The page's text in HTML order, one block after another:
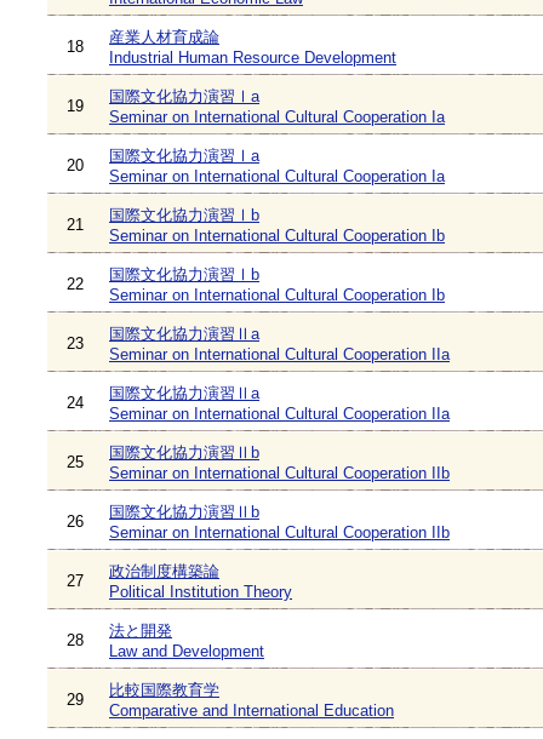
18
産業人材育成論
Industrial Human Resource Development
19
国際文化協力演習Ⅰa
Seminar on International Cultural Cooperation Ia
20
国際文化協力演習Ⅰa
Seminar on International Cultural Cooperation Ia
21
国際文化協力演習Ⅰb
Seminar on International Cultural Cooperation Ib
22
国際文化協力演習Ⅰb
Seminar on International Cultural Cooperation Ib
23
国際文化協力演習Ⅱa
Seminar on International Cultural Cooperation IIa
24
国際文化協力演習Ⅱa
Seminar on International Cultural Cooperation IIa
25
国際文化協力演習Ⅱb
Seminar on International Cultural Cooperation IIb
26
国際文化協力演習Ⅱb
Seminar on International Cultural Cooperation IIb
27
政治制度構築論
Political Institution Theory
28
法と開発
Law and Development
29
比較国際教育学
Comparative and International Education